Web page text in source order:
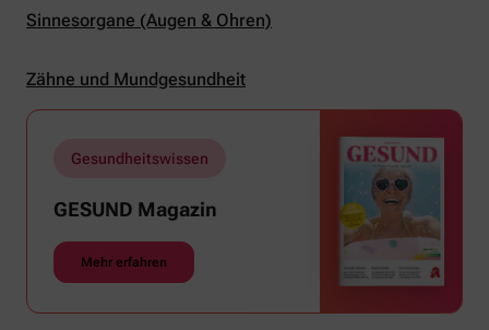
Sinnesorgane (Augen & Ohren)
Zähne und Mundgesundheit
Gesundheitswissen
GESUND Magazin
Mehr erfahren